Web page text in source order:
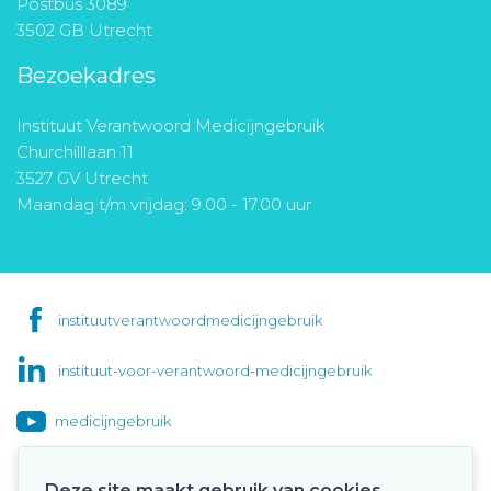
3502 GB Utrecht
Bezoekadres
Instituut Verantwoord Medicijngebruik
Churchilllaan 11
3527 GV Utrecht
Maandag t/m vrijdag: 9.00 - 17.00 uur
instituutverantwoordmedicijngebruik
instituut-voor-verantwoord-medicijngebruik
medicijngebruik